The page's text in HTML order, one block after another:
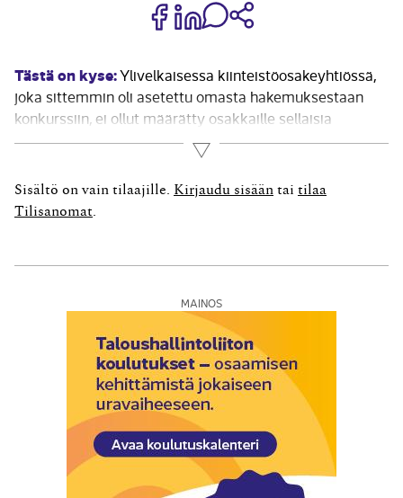
Jaa Share on Facebook
Jaa Share on LinkedIn
Jaa WhatsApp-viestinä
Tästä on kyse:Ylivelkaisessa kiinteistöosakeyhtiössä,
joka sittemmin oli asetettu omasta hakemuksestaan
konkurssiin, ei ollut määrätty osakkaille sellaisia
yhtiövastikkeita, jotka olisivat riittäneet kattamaan
yhtiön lainojen lyhennykset ja korot niiden erääntyessä.
Kysymys siitä, • merkitsikö menettely osakeyhtiölain 12
luvun 5 §:ssä tarkoitettua laitonta varojenjakoa, •...
Lue lisää
Sisältö on vain tilaajille. Kirjaudu sisään tai tilaa
Tilisanomat
MAINOS